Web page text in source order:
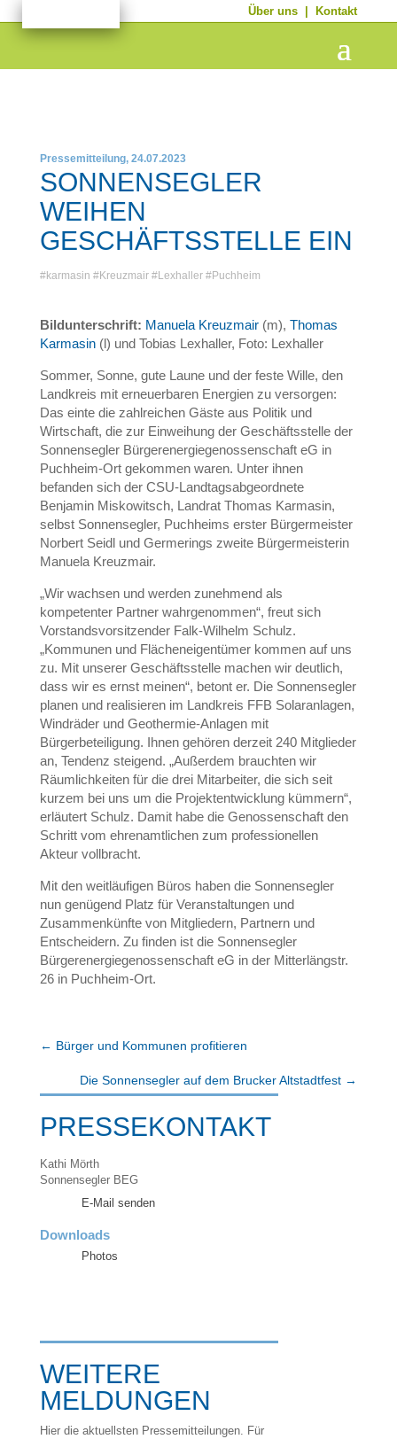
Über uns Kontakt
PRESSEKONTAKT
Kathi Mörth
Sonnensegler BEG
E-Mail senden
Downloads
Photos
WEITERE
MELDUNGEN
Hier die aktuellsten Pressemitteilungen. Für
Pressemitteilung, 24.07.2023
SONNENSEGLER
WEIHEN
GESCHÄFTSSTELLE EIN
#karmasin #Kreuzmair#Lexhaller#Puchheim
Bildunterschrift: Manuela Kreuzmair(m), Thomas
Karmasin(l) und Tobias Lexhaller, Foto: Lexhaller
Sommer, Sonne, gute Laune und der feste Wille, den
Landkreis mit erneuerbaren Energien zu versorgen:
Das einte die zahlreichen Gäste aus Politik und
Wirtschaft, die zur Einweihung der Geschäftsstelle der
Sonnensegler Bürgerenergiegenossenschaft eG in
Puchheim-Ort gekommen waren. Unter ihnen
befanden sich der CSU-Landtagsabgeordnete
Benjamin Miskowitsch, Landrat Thomas Karmasin,
selbst Sonnensegler, Puchheims erster Bürgermeister
Norbert Seidl und Germerings zweite Bürgermeisterin
Manuela Kreuzmair.
„Wir wachsen und werden zunehmend als
kompetenter Partner wahrgenommen“, freut sich
Vorstandsvorsitzender Falk-Wilhelm Schulz.
„Kommunen und Flächeneigentümer kommen auf uns
zu. Mit unserer Geschäftsstelle machen wir deutlich,
dass wir es ernst meinen“, betont er. Die Sonnensegler
planen und realisieren im Landkreis FFB Solaranlagen,
Windräder und Geothermie-Anlagen mit
Bürgerbeteiligung. Ihnen gehören derzeit 240 Mitglieder
an, Tendenz steigend. „Außerdem brauchten wir
Räumlichkeiten für die drei Mitarbeiter, die sich seit
kurzem bei uns um die Projektentwicklung kümmern“,
erläutert Schulz. Damit habe die Genossenschaft den
Schritt vom ehrenamtlichen zum professionellen
Akteur vollbracht.
Mit den weitläufigen Büros haben die Sonnensegler
nun genügend Platz für Veranstaltungen und
Zusammenkünfte von Mitgliedern, Partnern und
Entscheidern. Zu finden ist die Sonnensegler
Bürgerenergiegenossenschaft eG in der Mitterlängstr.
26 in Puchheim-Ort.
← Bürger und Kommunen profitieren
Die Sonnensegler auf dem Brucker Altstadtfest →